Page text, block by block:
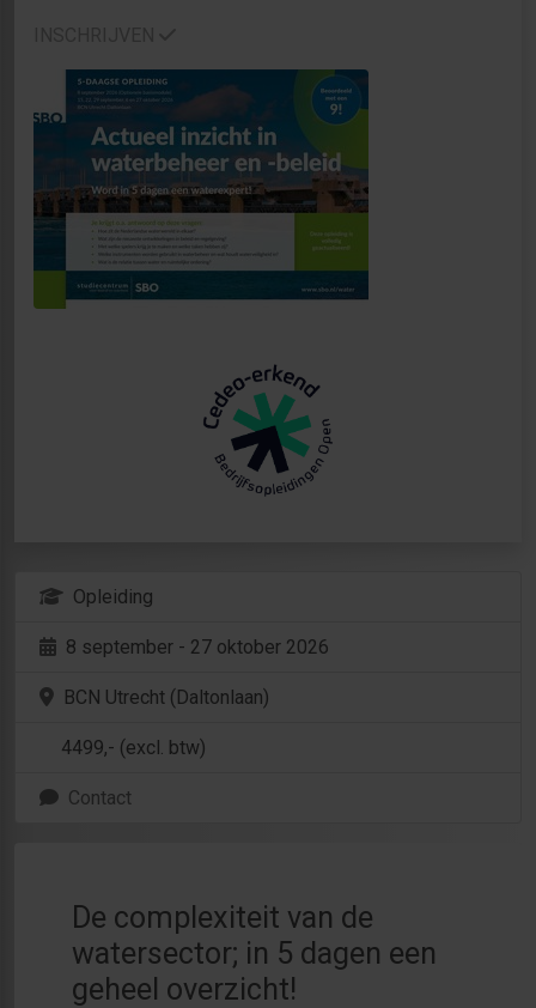
Opleiding
8 september - 27 oktober 2026
BCN Utrecht (Daltonlaan)
4499,- (excl. btw)
Contact
De complexiteit van de
watersector; in 5 dagen een
geheel overzicht!